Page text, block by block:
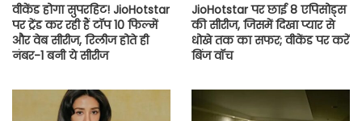
वीकेंड होगा सुपरहिट! JioHotstar
पर ट्रेंड कर रही हैं टॉप 10 फिल्में
और वेब सीरीज, रिलीज होते ही
नंबर-1 बनी ये सीरीज
JioHotstar पर छाई 8 एपिसोड्स
की सीरीज, जिसमें दिखा प्यार से
धोखे तक का सफर; वीकेंड पर करें
बिंज वॉच